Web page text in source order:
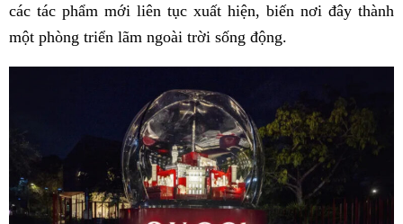
các tác phẩm mới liên tục xuất hiện, biến nơi đây thành
một phòng triển lãm ngoài trời sống động.